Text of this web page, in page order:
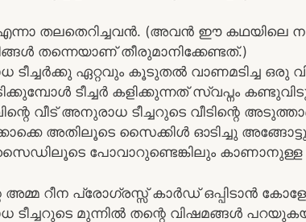
തലതെറിച്ചവൻ. (അവൻ ഈ
തന്നെയാണ് തീരുമാനിക്കേണ്ടത്.)
ടീച്ചർക്കു ഏറ്റവും കൂടുതൽ വാണമടിച്ച ഒരു
ടീച്ചർ കളിക്കുന്നത് സ്വപ്നം
വീട് അനുരാധ ടീച്ചറുടെ വീടിന്റെ
അതിലൂടെ സൈക്കിൾ ഓടിച്ചു
പോവാറുണ്ടെങ്കിലും
റീന പ്രോഗ്രസ്സ് കാർഡ് ഒപ്പിടാൻ
ടീച്ചറുടെ മുന്നിൽ തന്റെ വിഷമങ്ങൾ